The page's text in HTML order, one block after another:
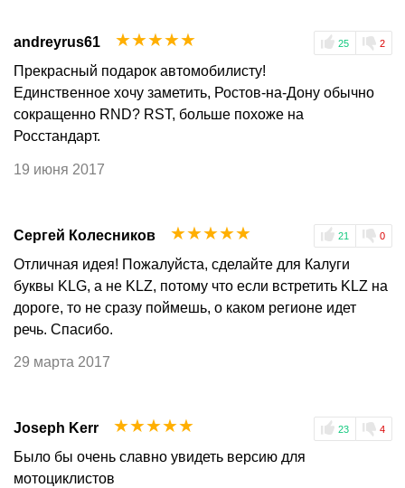
andreyrus61 25 2
☆
☆
☆
☆
☆
Прекрасный подарок автомобилисту!
Единственное хочу заметить, Ростов-на-Дону обычно
сокращенно RND? RST, больше похоже на
Росстандарт.
19 июня 2017
Сергей Колесников 21 0
☆
☆
☆
☆
☆
Отличная идея! Пожалуйста, сделайте для Калуги
буквы KLG, а не KLZ, потому что если встретить KLZ на
дороге, то не сразу поймешь, о каком регионе идет
речь. Спасибо.
29 марта 2017
Joseph Kerr 23 4
☆
☆
☆
☆
☆
Было бы очень славно увидеть версию для
мотоциклистов